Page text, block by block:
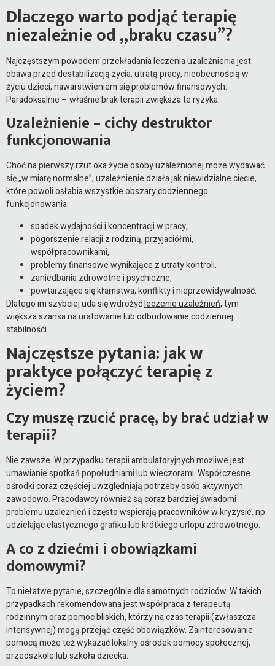
Dlaczego warto podjąć terapię
niezależnie od „braku czasu”?
Najczęstszym powodem przekładania leczenia uzależnienia jest
obawa przed destabilizacją życia: utratą pracy, nieobecnością w
życiu dzieci, nawarstwieniem się problemów finansowych.
Paradoksalnie – właśnie brak terapii zwiększa te ryzyka.
Uzależnienie – cichy destruktor
funkcjonowania
Choć na pierwszy rzut oka życie osoby uzależnionej może wydawać
się „w miarę normalne”, uzależnienie działa jak niewidzialne cięcie,
które powoli osłabia wszystkie obszary codziennego
funkcjonowania:
spadek wydajności i koncentracji w pracy,
pogorszenie relacji z rodziną, przyjaciółmi,
współpracownikami,
problemy finansowe wynikające z utraty kontroli,
zaniedbania zdrowotne i psychiczne,
powtarzające się kłamstwa, konflikty i nieprzewidywalność.
Dlatego im szybciej uda się wdrożyćleczenie uzależnień, tym
większa szansa na uratowanie lub odbudowanie codziennej
stabilności.
Najczęstsze pytania: jak w
praktyce połączyć terapię z
życiem?
Czy muszę rzucić pracę, by brać udział w
terapii?
Nie zawsze. W przypadku terapii ambulatoryjnych możliwe jest
umawianie spotkań popołudniami lub wieczorami. Współczesne
ośrodki coraz częściej uwzględniają potrzeby osób aktywnych
zawodowo. Pracodawcy również są coraz bardziej świadomi
problemu uzależnień i często wspierają pracowników w kryzysie, np.
udzielając elastycznego grafiku lub krótkiego urlopu zdrowotnego.
A co z dziećmi i obowiązkami
domowymi?
To niełatwe pytanie, szczególnie dla samotnych rodziców. W takich
przypadkach rekomendowana jest współpraca z terapeutą
rodzinnym oraz pomoc bliskich, którzy na czas terapii (zwłaszcza
intensywnej) mogą przejąć część obowiązków. Zainteresowanie
pomocą może też wykazać lokalny ośrodek pomocy społecznej,
przedszkole lub szkoła dziecka.